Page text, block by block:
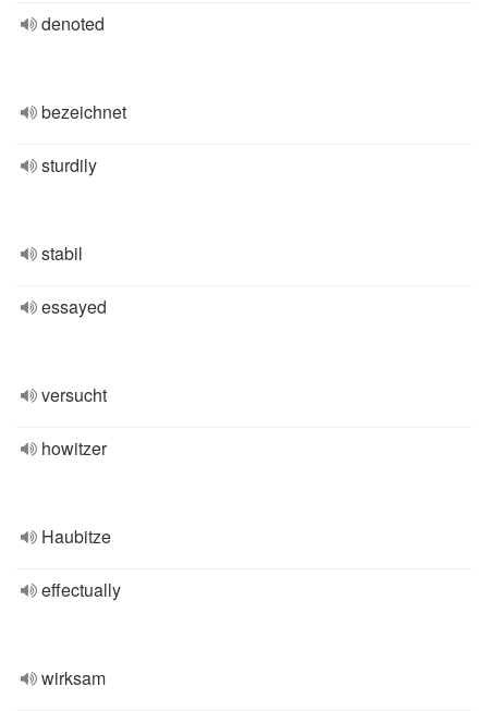
denoted
bezeichnet
sturdily
stabil
essayed
versucht
howitzer
Haubitze
effectually
wirksam